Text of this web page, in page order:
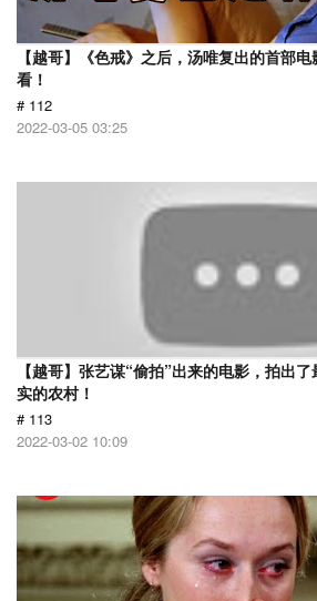
【越哥】《色戒》之后，汤唯复出的首部
看！
# 112
2022-03-05 03:25
【越哥】张艺谋“偷拍”出来的电影，拍出
实的农村！
# 113
2022-03-02 10:09